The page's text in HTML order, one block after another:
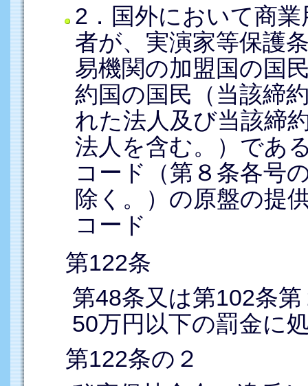
2．国外において商
者が、実演家等保護
易機関の加盟国の国
約国の国民（当該締
れた法人及び当該締
法人を含む。）であ
コード（第８条各号
除く。）の原盤の提
コード
第122条
第48条又は第102条
50万円以下の罰金に
第122条の２